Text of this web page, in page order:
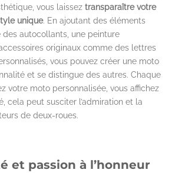
vous laissez transparaître votre
unique. En ajoutant des éléments
autocollants, une peinture
originaux comme des lettres
vous pouvez créer une moto
et se distingue des autres. Chaque
votre moto personnalisée, vous affichez
cela peut susciter l’admiration et la
de deux-roues.
et passion à l’honneur